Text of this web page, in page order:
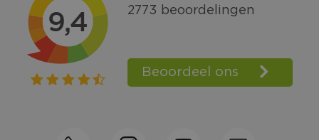
Bel +31570592339
Spaarpunten
Shop the Look
Telefonisch bestellen ook mogelijk